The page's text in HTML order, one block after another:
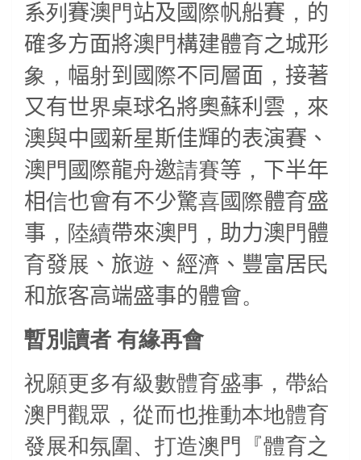
系列 賽澳門站及國 際帆船賽 ， 的
確多方面將澳門構建體育之城形
象， 幅射到國 際不同層面 ， 接著
又有世界桌球名將奧蘇利雲 ， 來
澳與中國新星斯佳輝的表演賽、
澳門 國 際龍舟邀請賽等 ， 下半年
相信也會有不少驚喜國 際體育盛
事 ，陸續帶來澳門， 助力澳門體
育發展 、旅遊 、經濟 、豐富居民
和旅客高端盛事的體會。
暫別讀者 有緣再會
祝願更多有級數體育盛事，帶給
澳門觀眾，從而也推動本地體育
發展和氛圍、打造澳門『體育之